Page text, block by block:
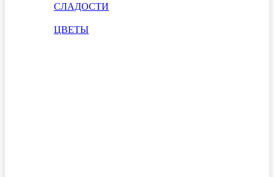
СЛАДОСТИ
ЦВЕТЫ